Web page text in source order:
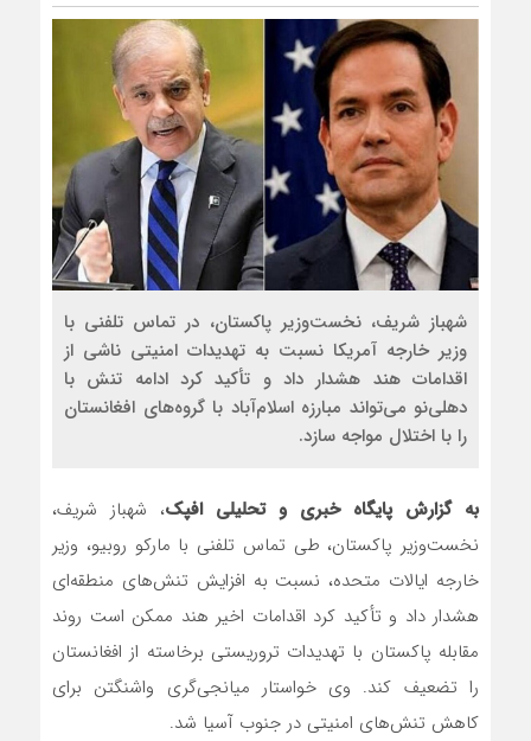
شهباز شریف، نخست‌وزیر پاکستان، در تماس تلفنی با
وزیر خارجه آمریکا نسبت به تهدیدات امنیتی ناشی از
اقدامات هند هشدار داد و تأکید کرد ادامه تنش با
دهلی‌نو می‌تواند مبارزه اسلام‌آباد با گروه‌های افغانستان
را با اختلال مواجه سازد.
به گزارش پایگاه خبری و تحلیلی افپک، شهباز شریف،
نخست‌وزیر پاکستان، طی تماس تلفنی با مارکو روبیو، وزیر
خارجه ایالات متحده، نسبت به افزایش تنش‌های منطقه‌ای
هشدار داد و تأکید کرد اقدامات اخیر هند ممکن است روند
مقابله پاکستان با تهدیدات تروریستی برخاسته از افغانستان
را تضعیف کند. وی خواستار میانجی‌گری واشنگتن برای
کاهش تنش‌های امنیتی در جنوب آسیا شد.